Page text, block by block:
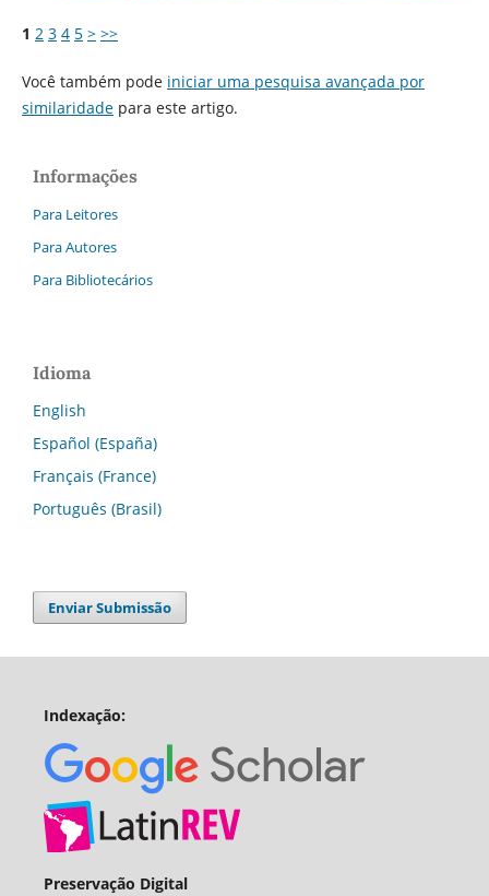
1 2 3 4 5 > >>
Você também pode iniciar uma pesquisa avançada por
similaridadepara este artigo.
Informações
Para Leitores
Para Autores
Para Bibliotecários
Idioma
English
Español (España)
Français (France)
Português (Brasil)
Enviar Submissão
Indexação:
Preservação Digital